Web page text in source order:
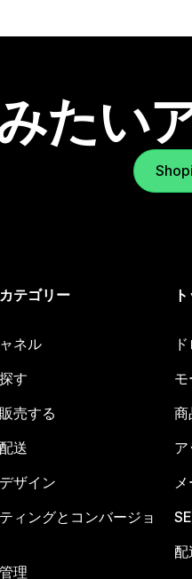
たい
テゴリー
ネル
す
売する
送
ザイン
ィングとコンバージョ
理
モ
商
配